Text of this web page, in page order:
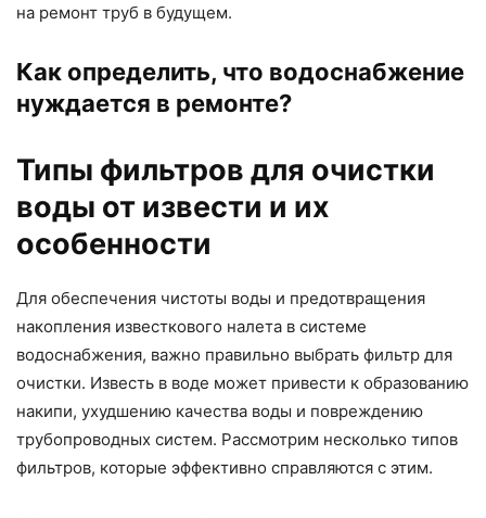
на ремонт труб в будущем.
Как определить, что водоснабжение
нуждается в ремонте?
Типы фильтров для очистки
воды от извести и их
особенности
Для обеспечения чистоты воды и предотвращения
накопления известкового налета в системе
водоснабжения, важно правильно выбрать фильтр для
очистки. Известь в воде может привести к образованию
накипи, ухудшению качества воды и повреждению
трубопроводных систем. Рассмотрим несколько типов
фильтров, которые эффективно справляются с этим.